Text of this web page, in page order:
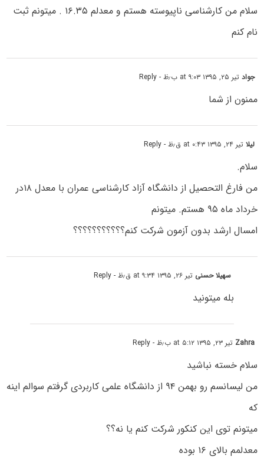
سلام من کارشناسی ناپیوسته هستم و معدلم ۱۶.۳۵ . میتونم ثبت
نام کنم
جوادتیر ۲۵, ۱۳۹۵ at ۹:۰۳ ب٫ظ - Reply
ممنون از شما
لیلاتیر ۲۴, ۱۳۹۵ at ۰:۴۳ ق٫ظ - Reply
سلام.
من فارغ التحصیل از دانشگاه آزاد کارشناسی عمران با معدل ۱۸در
خرداد ماه ۹۵ هستم. میتونم
امسال ارشد بدون آزمون شرکت کنم؟؟؟؟؟؟؟؟؟؟؟
سهیلا حسنی تیر ۲۶, ۱۳۹۵ at ۹:۳۴ ق٫ظ - Reply
بله میتونید
Zahra تیر ۲۳, ۱۳۹۵ at ۵:۱۲ ب٫ظ - Reply
سلام خسته نباشید
من لیسانسم رو بهمن ۹۴ از دانشگاه علمی کاربردی گرفتم سوالم اینه
که
میتونم توی این کنکور شرکت کنم یا نه؟؟
معدلمم بالای ۱۶ بوده